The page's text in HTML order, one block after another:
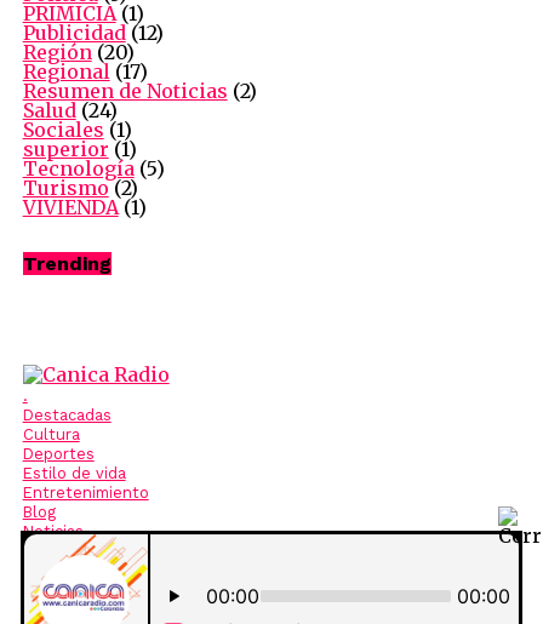
PRIMICIA(1)
Publicidad(12)
Región (20)
Regional (17)
Resumen de Noticias (2)
Salud (24)
Sociales (1)
superior (1)
Tecnología (5)
Turismo(2)
VIVIENDA(1)
Trending
.
Destacadas
Cultura
Deportes
Estilo de vida
Entretenimiento
Blog
Noticias
Opinión